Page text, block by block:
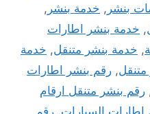
بنشر , خدمة بنشر ,
, خدمة بنشر اطارات
, خدمة بنشر متنقل, خدمة
, رقم بنشر اطارات
رقم بنشر متنقل ارقام
السيارات, رقم